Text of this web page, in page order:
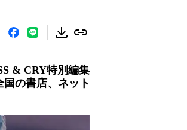
& CRY特別編集
の書店、ネット